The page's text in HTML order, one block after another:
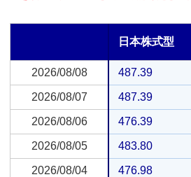
日本株式型
2026/08/08 487.39
2026/08/07 487.39
2026/08/06 476.39
2026/08/05 483.80
2026/08/04 476.98
2026/08/08
2026/08/07
2026/08/06
2026/08/05
2026/08/04